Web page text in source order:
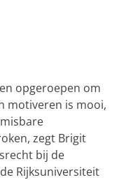
opgeroepen om
motiveren is mooi,
zegt Brigit
bij de
Rijksuniversiteit